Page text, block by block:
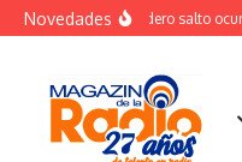
Saltar al contenido
NovedadesEl verdadero salto